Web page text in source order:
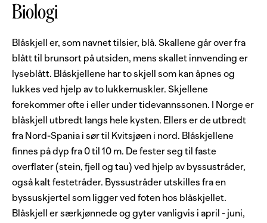
Biologi
Blåskjell er, som navnet tilsier, blå. Skallene går over fra
blått til brunsort på utsiden, mens skallet innvending er
lyseblått. Blåskjellene har to skjell som kan åpnes og
lukkes ved hjelp av to lukkemuskler. Skjellene
forekommer ofte i eller under tidevannssonen. I Norge er
blåskjell utbredt langs hele kysten. Ellers er de utbredt
fra Nord-Spania i sør til Kvitsjøen i nord. Blåskjellene
finnes på dyp fra 0 til 10 m. De fester seg til faste
overflater (stein, fjell og tau) ved hjelp av byssustråder,
også kalt festetråder. Byssustråder utskilles fra en
byssuskjertel som ligger ved foten hos blåskjellet.
Blåskjell er særkjønnede og gyter vanligvis i april - juni,